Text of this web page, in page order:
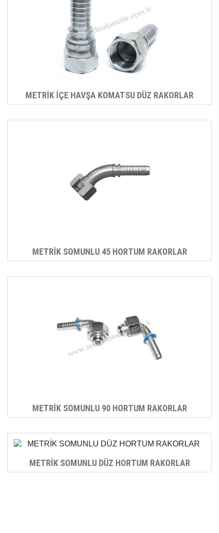
METRİK İÇE HAVŞA KOMATSU DÜZ RAKORLAR
METRİK SOMUNLU 45 HORTUM RAKORLAR
METRİK SOMUNLU 90 HORTUM RAKORLAR
METRİK SOMUNLU DÜZ HORTUM RAKORLAR